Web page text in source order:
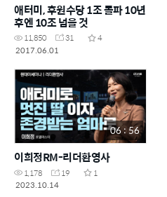
애터미, 후원수당 1조 돌파 10년
후엔 10조 넘을 것
11,850 31
4
2017.06.01
06 : 56
이희정RM-리더환영사
1,178 19
1
2023.10.14